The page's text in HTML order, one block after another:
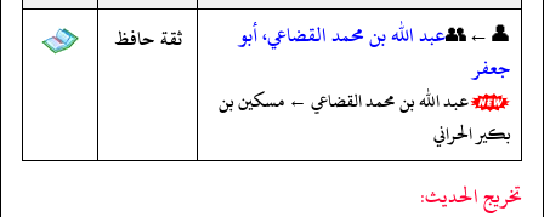
👤←👥عبد الله بن محمد القضاعي، أبو
جعفر
عبد الله بن محمد القضاعي ← مسكين بن
بكير الحراني
ثقة حافظ
تخريج الحديث: